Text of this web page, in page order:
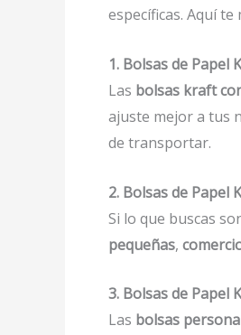
específicas. Aquí
1. Bolsas de Papel
Las bolsas kraft
ajuste mejor a tus
de transportar.
2. Bolsas de Papel
Si lo que buscas
pequeñas,
3. Bolsas de Papel
Las bolsas